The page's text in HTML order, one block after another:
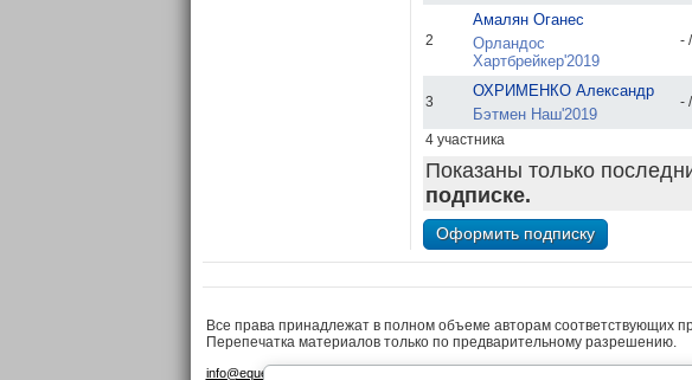
2
Амалян Оганес
Орландос
Хартбрейкер'2019
-
3
ОХРИМЕНКО Александр
Бэтмен Наш'2019
-
4 участника
Показаны только
подписке.
Все права принадлежат в полном объеме авторам соответствующих
Перепечатка материалов только по предварительному разрешению.
info@equestrian.ru